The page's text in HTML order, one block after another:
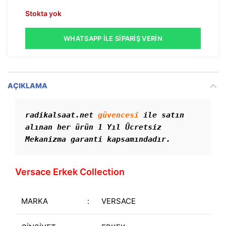
Stokta yok
WHATSAPP İLE SIPARIŞ VERIN
AÇIKLAMA
radikalsaat.net güvencesi ile satın
alınan her ürün 1 Yıl Ücretsiz
Mekanizma garanti kapsamındadır.
Versace Erkek Collection
MARKA : VERSACE